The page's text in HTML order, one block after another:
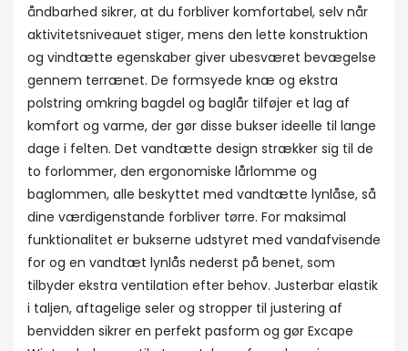
åndbarhed sikrer, at du forbliver komfortabel, selv når
aktivitetsniveauet stiger, mens den lette konstruktion
og vindtætte egenskaber giver ubesværet bevægelse
gennem terrænet. De formsyede knæ og ekstra
polstring omkring bagdel og baglår tilføjer et lag af
komfort og varme, der gør disse bukser ideelle til lange
dage i felten. Det vandtætte design strækker sig til de
to forlommer, den ergonomiske lårlomme og
baglommen, alle beskyttet med vandtætte lynlåse, så
dine værdigenstande forbliver tørre. For maksimal
funktionalitet er bukserne udstyret med vandafvisende
for og en vandtæt lynlås nederst på benet, som
tilbyder ekstra ventilation efter behov. Justerbar elastik
i taljen, aftagelige seler og stropper til justering af
benvidden sikrer en perfekt pasform og gør Excape